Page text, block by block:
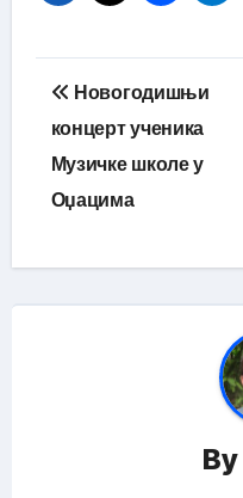
Кретање
чланка
Новогодишњи
концерт ученика
Музичке школе у
Оџацима
By